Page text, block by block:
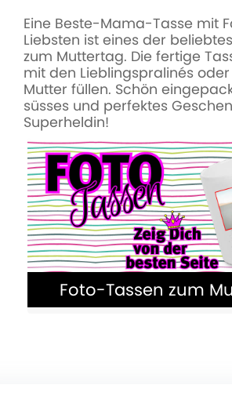
Eine ideale
Muttertag: Foto-Memory
Bildern - der Denkspass
Familie
Eine Beste-Mama-Tasse mit
Liebsten ist eines der
zum Muttertag. Die fertige
mit den Lieblingspralinés
Mutter füllen. Schön
süsses und perfektes
Superheldin!
Foto-Tassen zum